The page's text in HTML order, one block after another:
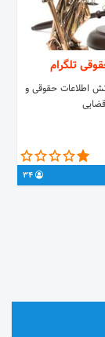
تلگرام
اطلاعات حقوقی و
قضایی